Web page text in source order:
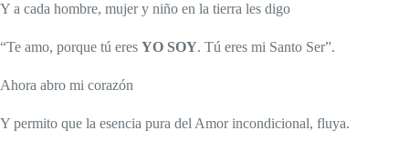
Y a cada hombre, mujer y niño en la tierra les digo
“Te amo, porque tú eres YO SOY. Tú eres mi Santo Ser”.
Ahora abro mi corazón
Y permito que la esencia pura del Amor incondicional, fluya.